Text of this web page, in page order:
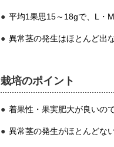
平均1果思15～18gで、L・M
異常茎の発生はほとんど出な
栽培のポイント
着果性・果実肥大が良いの
異常茎の発生がほとんどな